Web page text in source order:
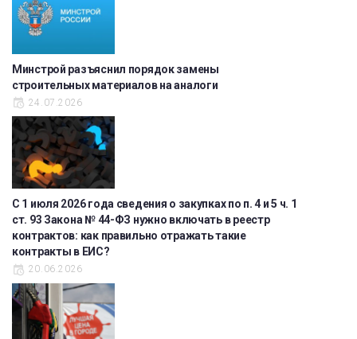
Минстрой разъяснил порядок замены
строительных материалов на аналоги
24.07.2026
С 1 июля 2026 года сведения о закупках по п. 4 и 5 ч. 1
ст. 93 Закона № 44-ФЗ нужно включать в реестр
контрактов: как правильно отражать такие
контракты в ЕИС?
20.06.2026